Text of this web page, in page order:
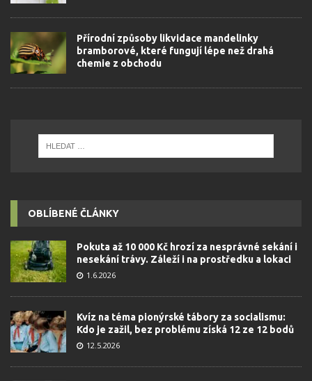
Přírodní způsoby likvidace mandelinky
bramborové, které fungují lépe než drahá
chemie z obchodu
OBLÍBENÉ ČLÁNKY
Pokuta až 10 000 Kč hrozí za nesprávné sekání i
nesekání trávy. Záleží i na prostředku a lokaci
1.6.2026
Kvíz na téma pionýrské tábory za socialismu:
Kdo je zažil, bez problému získá 12 ze 12 bodů
12.5.2026